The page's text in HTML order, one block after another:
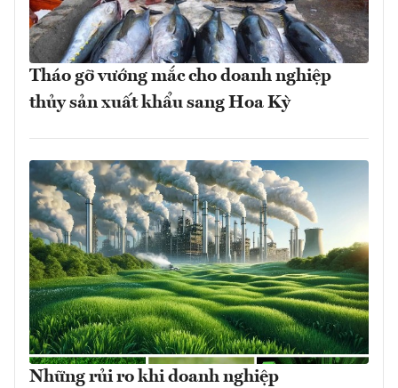
Tháo gỡ vướng mắc cho doanh nghiệp
thủy sản xuất khẩu sang Hoa Kỳ
Những rủi ro khi doanh nghiệp